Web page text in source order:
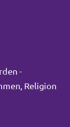
-
Religion